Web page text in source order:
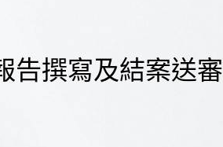
告撰寫及結案送審